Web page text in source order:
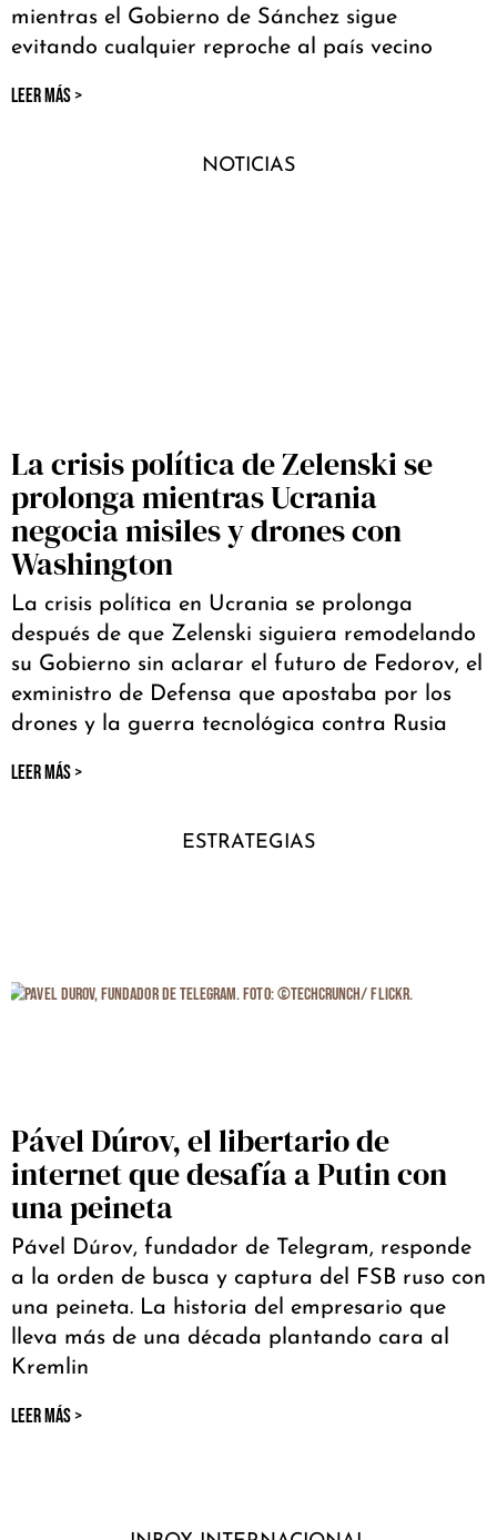
mientras el Gobierno de Sánchez sigue
evitando cualquier reproche al país vecino
LEER MÁS >
NOTICIAS
La crisis política de Zelenski se
prolonga mientras Ucrania
negocia misiles y drones con
Washington
La crisis política en Ucrania se prolonga
después de que Zelenski siguiera remodelando
su Gobierno sin aclarar el futuro de Fedorov, el
exministro de Defensa que apostaba por los
drones y la guerra tecnológica contra Rusia
LEER MÁS >
ESTRATEGIAS
Pável Dúrov, el libertario de
internet que desafía a Putin con
una peineta
Pável Dúrov, fundador de Telegram, responde
a la orden de busca y captura del FSB ruso con
una peineta. La historia del empresario que
lleva más de una década plantando cara al
Kremlin
LEER MÁS >